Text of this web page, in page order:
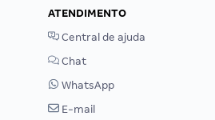
ATENDIMENTO
Central de ajuda
Chat
WhatsApp
E-mail